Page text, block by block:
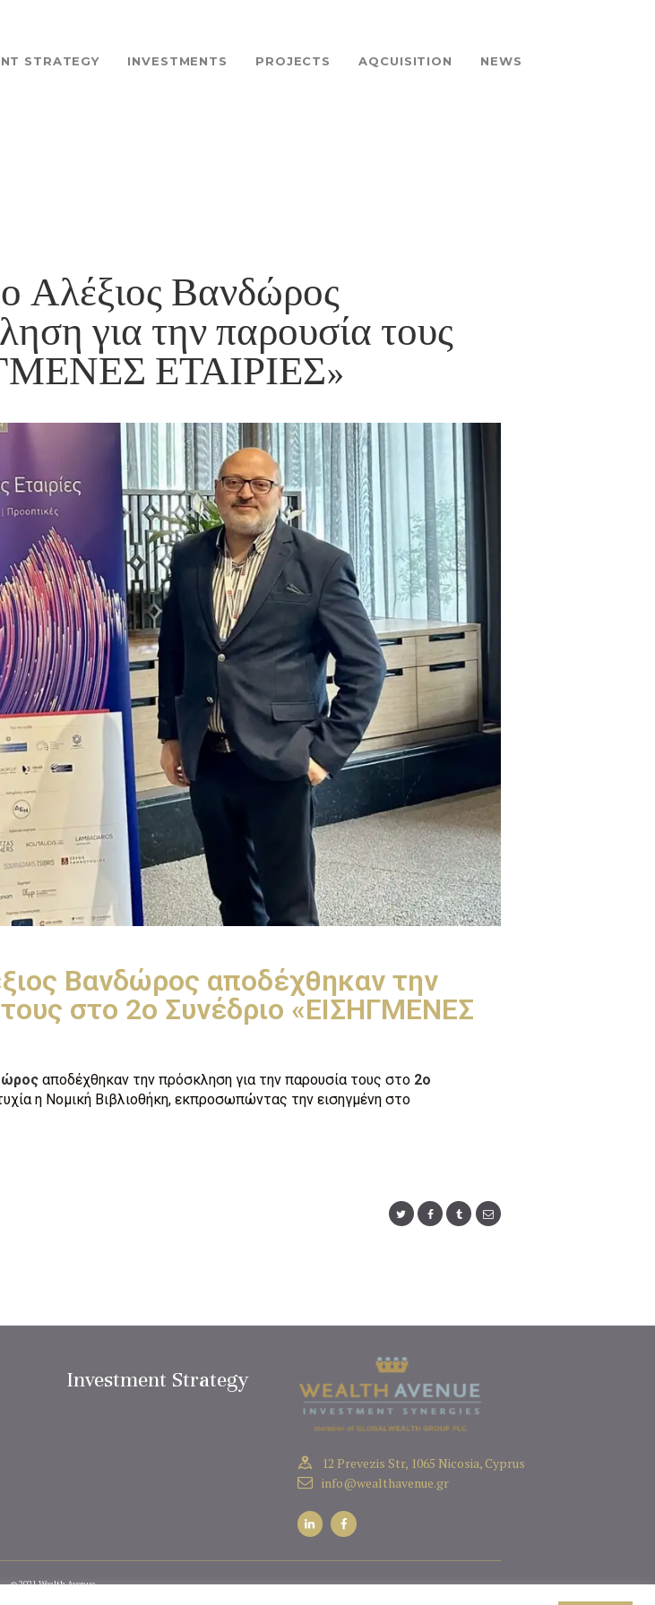
STRATEGY INVESTMENTS PROJECTS AQCUISITION NEWS
Αλέξιος Βανδώρος
για την παρουσία τους
ΕΤΑΙΡΙΕΣ»
Βανδώρος αποδέχθηκαν την
στο 2ο Συνέδριο «ΕΙΣΗΓΜΕΝΕΣ
αποδέχθηκαν την πρόσκληση για την παρουσία τους στο 2ο
η Νομική Βιβλιοθήκη, εκπροσωπώντας την εισηγμένη στο
Investment Strategy
12 Prevezis Str, 1065 Nicosia, Cyprus
info@wealthavenue.gr
© 2021 Wealth Avenue